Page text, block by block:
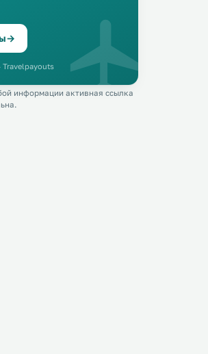
→
Travelpayouts
информации активная ссылка